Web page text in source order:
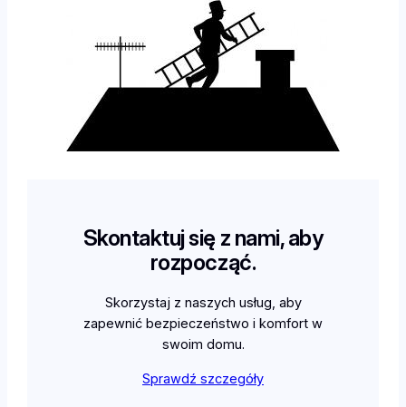
Skontaktuj się z nami, aby
rozpocząć.
Skorzystaj z naszych usług, aby
zapewnić bezpieczeństwo i komfort w
swoim domu.
Sprawdź szczegóły